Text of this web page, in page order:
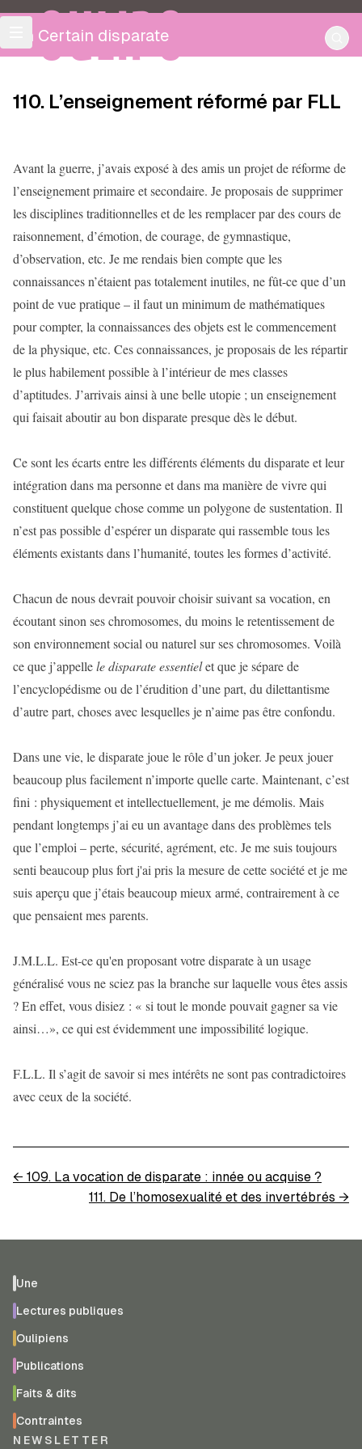
OULIPO
Un Certain disparate
110. L’enseignement réformé par FLL
Avant la guerre, j’avais exposé à des amis un projet de réforme de
l’enseignement primaire et secondaire. Je proposais de supprimer
les disciplines traditionnelles et de les remplacer par des cours de
raisonnement, d’émotion, de courage, de gymnastique,
d’observation, etc. Je me rendais bien compte que les
connaissances n’étaient pas totalement inutiles, ne fût-ce que d’un
point de vue pratique – il faut un minimum de mathématiques
pour compter, la connaissances des objets est le commencement
de la physique, etc. Ces connaissances, je proposais de les répartir
le plus habilement possible à l’intérieur de mes classes
d’aptitudes. J’arrivais ainsi à une belle utopie ; un enseignement
qui faisait aboutir au bon disparate presque dès le début.
Ce sont les écarts entre les différents éléments du disparate et leur
intégration dans ma personne et dans ma manière de vivre qui
constituent quelque chose comme un polygone de sustentation. Il
n’est pas possible d’espérer un disparate qui rassemble tous les
éléments existants dans l’humanité, toutes les formes d’activité.
Chacun de nous devrait pouvoir choisir suivant sa vocation, en
écoutant sinon ses chromosomes, du moins le retentissement de
son environnement social ou naturel sur ses chromosomes. Voilà
ce que j’appellele disparate essentielet que je sépare de
l’encyclopédisme ou de l’érudition d’une part, du dilettantisme
d’autre part, choses avec lesquelles je n’aime pas être confondu.
Dans une vie, le disparate joue le rôle d’un joker. Je peux jouer
beaucoup plus facilement n’importe quelle carte. Maintenant, c’est
fini : physiquement et intellectuellement, je me démolis. Mais
pendant longtemps j’ai eu un avantage dans des problèmes tels
que l’emploi – perte, sécurité, agrément, etc. Je me suis toujours
senti beaucoup plus fort j'ai pris la mesure de cette société et je me
suis aperçu que j’étais beaucoup mieux armé, contrairement à ce
que pensaient mes parents.
J.M.L.L. Est-ce qu'en proposant votre disparate à un usage
généralisé vous ne sciez pas la branche sur laquelle vous êtes assis
? En effet, vous disiez : « si tout le monde pouvait gagner sa vie
ainsi…», ce qui est évidemment une impossibilité logique.
F.L.L. Il s’agit de savoir si mes intérêts ne sont pas contradictoires
avec ceux de la société.
← 109. La vocation de disparate : innée ou acquise ?
111. De l’homosexualité et des invertébrés →
Une
Lectures publiques
Oulipiens
Publications
Faits & dits
Contraintes
NEWSLETTER